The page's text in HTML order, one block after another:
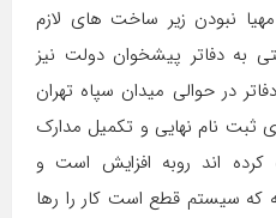
نبودن زیر ساخت های لازم
به دفاتر پیشخوان دولت نیز
در حوالی میدان سپاه تهران
ثبت نام نهایی و تکمیل مدارک
اند روبه افزایش است و
که سیستم قطع است کار را رها